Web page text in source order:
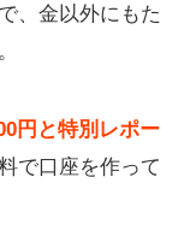
、金以外にもた
円と特別レポー
で口座を作って